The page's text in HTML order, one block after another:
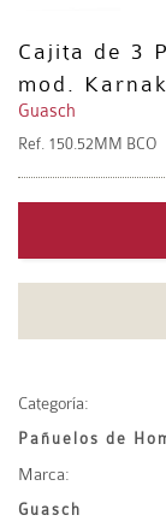
Cajita de 3
mod. Karnak
Guasch
Ref. 150.52MM BCO
Categoría:
Pañuelos de
Marca:
Guasch